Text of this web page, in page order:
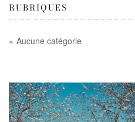
RUBRIQUES
Aucune catégorie